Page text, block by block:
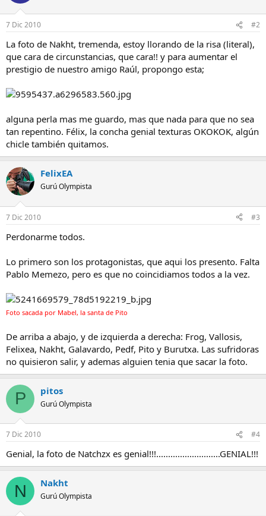
7 Dic 2010 #2
La foto de Nakht, tremenda, estoy llorando de la risa (literal),
que cara de circunstancias, que cara!! y para aumentar el
prestigio de nuestro amigo Raúl, propongo esta;
alguna perla mas me guardo, mas que nada para que no sea
tan repentino. Félix, la concha genial texturas OKOKOK, algún
chicle también quitamos.
FelixEA
Gurú Olympista
7 Dic 2010 #3
Perdonarme todos.
Lo primero son los protagonistas, que aqui los presento. Falta
Pablo Memezo, pero es que no coincidiamos todos a la vez.
Foto sacada por Mabel, la santa de Pito
De arriba a abajo, y de izquierda a derecha: Frog, Vallosis,
Felixea, Nakht, Galavardo, Pedf, Pito y Burutxa. Las sufridoras
no quisieron salir, y ademas alguien tenia que sacar la foto.
P pitos
Gurú Olympista
7 Dic 2010 #4
Genial, la foto de Natchzx es genial!!!...........................GENIAL!!!
N Nakht
Gurú Olympista